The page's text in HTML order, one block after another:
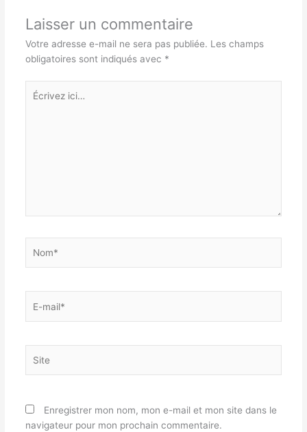
Laisser un commentaire
Votre adresse e-mail ne sera pas publiée. Les champs
obligatoires sont indiqués avec *
Écrivez
ici…
mail*
Enregistrer mon nom, mon e-mail et mon site dans le
navigateur pour mon prochain commentaire.